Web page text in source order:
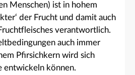
Menschen) ist in hohem
der Frucht und damit auch
verantwortlich.
auch immer
Pfirsichkern wird sich
entwickeln können.